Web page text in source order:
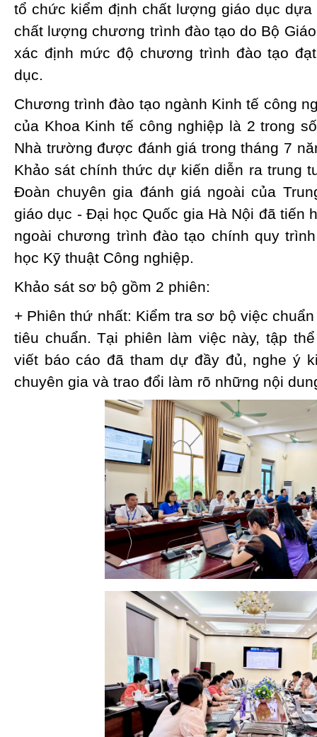
tổ chức kiểm định chất lượng giáo dục
chất lượng chương trình đào tạo do Bộ
xác định mức độ chương trình đào tạo
dục.
Chương trình đào tạo ngành Kinh tế công
của Khoa Kinh tế công nghiệp là 2 trong
Nhà trường được đánh giá trong tháng 7
Khảo sát chính thức dự kiến diễn ra trung
Đoàn chuyên gia đánh giá ngoài của
giáo dục - Đại học Quốc gia Hà Nội đã tiến
ngoài chương trình đào tạo chính quy
học Kỹ thuật Công nghiệp.
Khảo sát sơ bộ gồm 2 phiên:
+ Phiên thứ nhất: Kiểm tra sơ bộ việc
tiêu chuẩn. Tại phiên làm việc này, tập
viết báo cáo đã tham dự đầy đủ, nghe ý
chuyên gia và trao đổi làm rõ những nội